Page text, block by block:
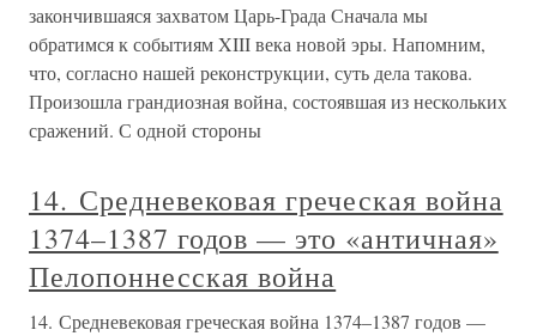
закончившаяся захватом Царь-Града Сначала мы
обратимся к событиям XIII века новой эры. Напомним,
что, согласно нашей реконструкции, суть дела такова.
Произошла грандиозная война, состоявшая из нескольких
сражений. С одной стороны
14. Средневековая греческая война
1374–1387 годов — это «античная»
Пелопоннесская война
14. Средневековая греческая война 1374–1387 годов —